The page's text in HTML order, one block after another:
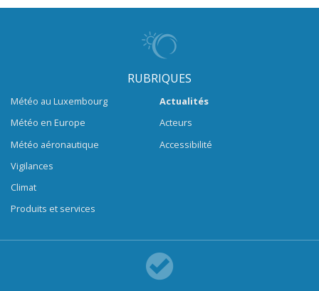
RUBRIQUES
Météo au Luxembourg
Météo en Europe
Météo aéronautique
Vigilances
Climat
Produits et services
Actualités
Acteurs
Accessibilité